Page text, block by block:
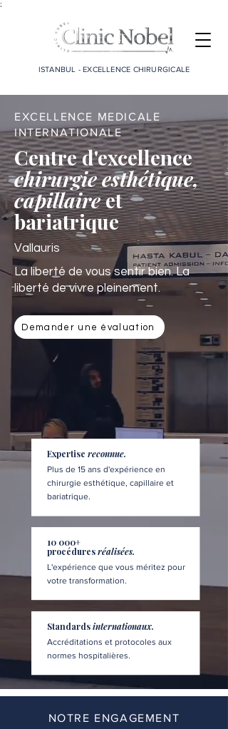
;
ISTANBUL - EXCELLENCE CHIRURGICALE
EXCELLENCE MEDICALE
INTERNATIONALE
Centre d'excellence
chirurgie esthétique,
capillaireet
bariatrique
Vallauris
La liberté de vous sentir bien. La
liberté de vivre pleinement.
Demander une évaluation
Expertise reconnue.
Plus de 15 ans d'expérience en
chirurgie esthétique, capillaire et
bariatrique.
10 000+
procéduresréalisées.
L'expérience que vous méritez pour
votre transformation.
Standardsinternationaux.
Accréditations et protocoles aux
normes hospitalières.
NOTRE ENGAGEMENT